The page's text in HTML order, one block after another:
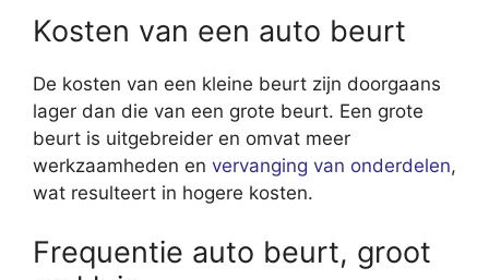
Kosten van een auto beurt
De kosten van een kleine beurt zijn doorgaans
lager dan die van een grote beurt. Een grote
beurt is uitgebreider en omvat meer
werkzaamheden en vervanging van onderdelen,
wat resulteert in hogere kosten.
Frequentie auto beurt, groot